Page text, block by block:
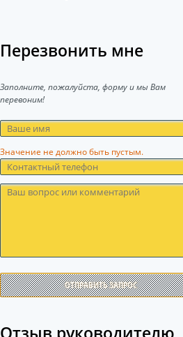
Перезвонить мне
Заполните, пожалуйста, форму и мы Вам
перевоним!
Значение не должно быть пустым.
ОТПРАВИТЬ ЗАПРОС